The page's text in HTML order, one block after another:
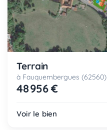
Terrain
à Fauquembergues (62560)
48 956 €
Voir le bien